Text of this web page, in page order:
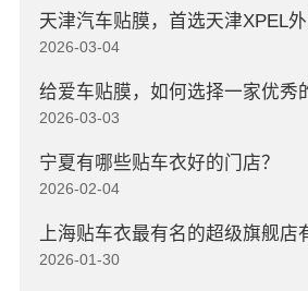
2026-03-04
给爱车贴膜，如何选择一家优秀
2026-03-03
宁夏有哪些贴车衣好的门店？
2026-02-04
上海贴车衣最有名的超级旗舰店
2026-01-30